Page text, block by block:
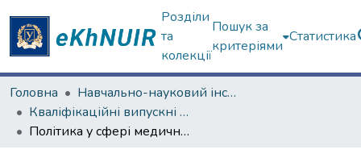
Розділи
та
колекції
Пошук за
критеріями
Статистика
Головна
Навчально-науковий інститут "Інститут державного управління"
Кваліфікаційні випускні роботи магістрів. Інститут державного управління
Політика у сфері медичного забезпечення в Україні в сучасних умовах